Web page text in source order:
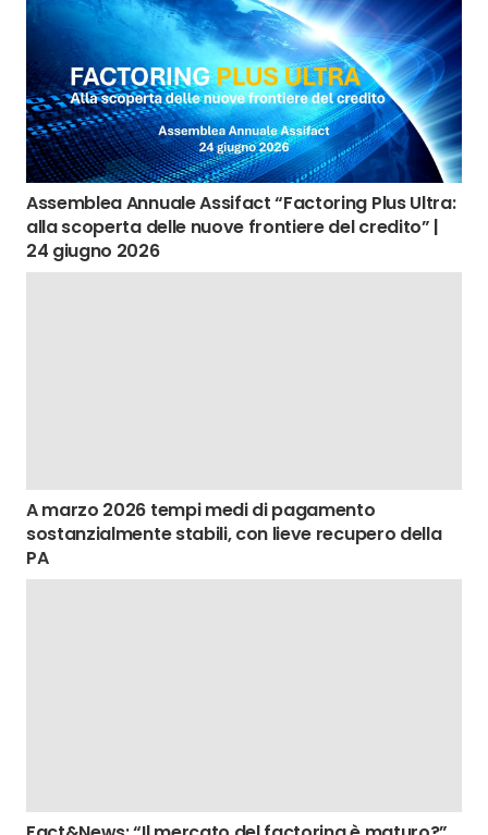
Assemblea Annuale Assifact “Factoring Plus Ultra:
alla scoperta delle nuove frontiere del credito” |
24 giugno 2026
A marzo 2026 tempi medi di pagamento
sostanzialmente stabili, con lieve recupero della
PA